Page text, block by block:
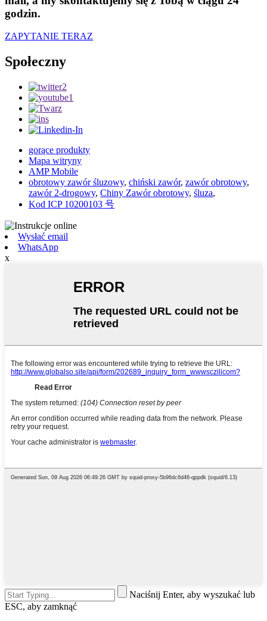
godzin.
ZAPYTANIE TERAZ
Społeczny
gorące produkty
Mapa witryny
AMP Mobile
obrotowy zawór śluzowy, chiński zawór, zawór obrotowy,
zawór 2-drogowy, Chiny Zawór obrotowy, śluza,
Kod ICP 10200103 号
Wysłać email
WhatsApp
x
Naciśnij Enter, aby wyszukać lub
ESC, aby zamknąć